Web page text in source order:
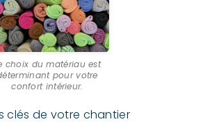
choix du matériau est
pour votre
confort intérieur.
clés de votre chantier